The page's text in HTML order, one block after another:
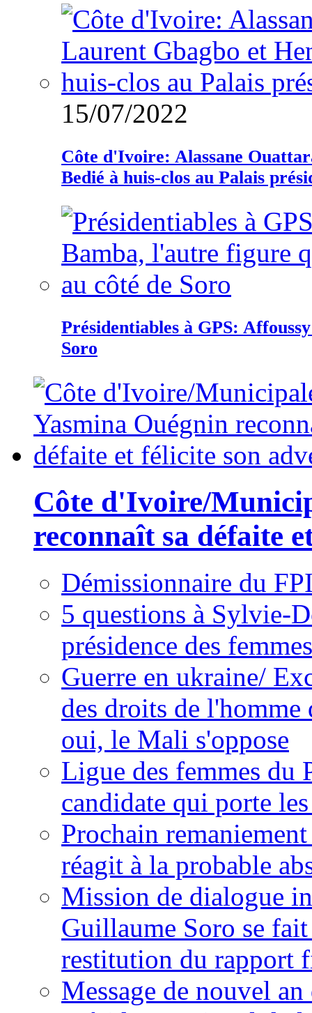
15/07/2022
Côte d'Ivoire: Alassane
Bedié à huis-clos au Palais
Présidentiables à GPS:
Soro
Côte d'Ivoire/
reconnaît sa défaite
Démissionnaire du
5 questions à Sylvie-
présidence des
Guerre en ukraine/
des droits de
oui, le Mali s'oppose
Ligue des femmes du
candidate qui porte
Prochain
réagit à la probable
Mission de dialogue
Guillaume Soro se
restitution du rapport
Message de nouvel